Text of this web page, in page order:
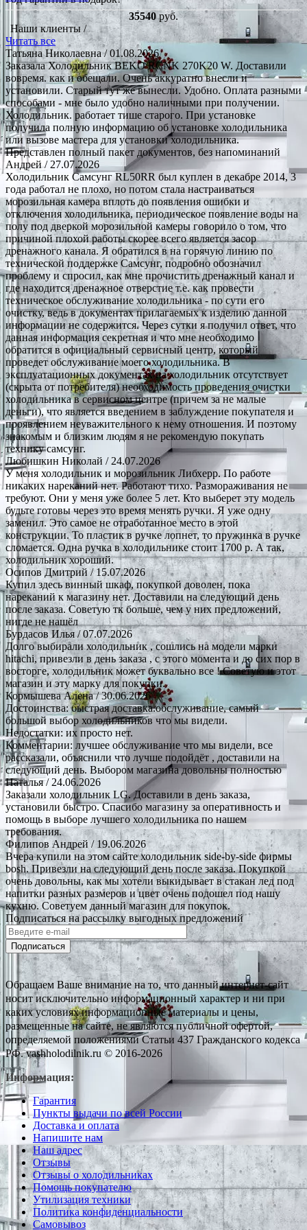
35540руб.
Наши клиенты /
Читать все
Татьяна Николаевна/ 01.08.2026
Заказала Холодильник BEKO RCNK 270K20 W. Доставили
вовремя. как и обещали. Очень аккуратно внесли и
установили. Старый тут же вынесли. Удобно. Оплата разными
способами - мне было удобно наличными при получении.
Холодильник. работает тише старого. При установке
получила полную информацию об установке холодильника
или вызове мастера для установки холодильника.
Представлен полный пакет документов, без напоминаний
Андрей/ 27.07.2026
Холодильник Самсунг RL50RR был куплен в декабре 2014, 3
года работал не плохо, но потом стала настраиваться
морозильная камера вплоть до появления ошибки и
отключения холодильника, периодическое появление воды на
полу под дверкой морозильной камеры говорило о том, что
причиной плохой работы скорее всего является засор
дренажного канала. Я обратился в на горячую линию по
технической поддержке Самсунг, подробно обозначил
проблему и спросил, как мне прочистить дренажный канал и
где находится дренажное отверстие т.е. как провести
техническое обслуживание холодильника - по сути его
очистку, ведь в документах прилагаемых к изделию данной
информации не содержится. Через сутки я получил ответ, что
данная информация секретная и что мне необходимо
обратится в официальный сервисный центр, который
проведет обслуживание моего холодильника. В
эксплуатационных документах на холодильник отсутствует
(скрыта от потребителя) необходимость проведения очистки
холодильника в сервисном центре (причем за не малые
деньги), что является введением в заблуждение покупателя и
проявлением неуважительного к нему отношения. И поэтому
знакомым и близким людям я не рекомендую покупать
технику самсунг.
Любишкин Николай / 24.07.2026
У меня холодильник и морозильник Либхерр. По работе
никаких нареканий нет. Работают тихо. Размораживания не
требуют. Они у меня уже более 5 лет. Кто выберет эту модель
будьте готовы через это время менять ручки. Я уже одну
заменил. Это самое не отработанное место в этой
конструкции. То пластик в ручке лопнет, то пружинка в ручке
сломается. Одна ручка в холодильнике стоит 1700 р. А так,
холодильник хороший.
Осипов Дмитрий/ 15.07.2026
Купил здесь винный шкаф, покупкой доволен, пока
нареканий к магазину нет. Доставили на следующий день
после заказа. Советую тк больше, чем у них предложений,
нигде не нашёл
Бурдасов Илья/ 07.07.2026
Долго выбирали холодильник , сошлись на модели марки
hitachi, привезли в день заказа , с этого момента и до сих пор в
восторге, холодильник может буквально все ! Советую и этот
магазин и эту марку для покупки.
Кормышева Алена/ 30.06.2026
Достоинства: быстрая доставка.обслуживание, самый
большой выбор холодильников что мы видели.
Недостатки: их просто нет.
Комментарии: лучшее обслуживание что мы видели, все
рассказали, объяснили что лучше подойдёт , доставили на
следующий день. Выбором магазина довольны полностью
Наталья/ 24.06.2026
Заказали холодильник LG. Доставили в день заказа,
установили быстро. Спасибо магазину за оперативность и
помощь в выборе лучшего холодильника по нашем
требования.
Филипов Андрей/ 19.06.2026
Вчера купили на этом сайте холодильник side-by-side фирмы
bosh. Привезли на следующий день после заказа. Покупкой
очень довольны, как мы хотели выкидывает в стакан лед под
напитки разных размеров и цвет очень подошел под нашу
кухню. Советуем данный магазин для покупок.
Подписаться на рассылку выгодных предложений
Подписаться
Обращаем Ваше внимание на то, что данный интернет-сайт
носит исключительно информационный характер и ни при
каких условиях информационные материалы и цены,
размещенные на сайте, не являются публичной офертой,
определяемой положениями Статьи 437 Гражданского кодекса
РФ. vashholodilnik.ru © 2016-2026
Информация:
Гарантия
Пункты выдачи по всей России
Доставка и оплата
Напишите нам
Наш адрес
Отзывы
Отзывы о холодильниках
Помощь покупателю
Утилизация техники
Политика конфиденциальности
Самовывоз